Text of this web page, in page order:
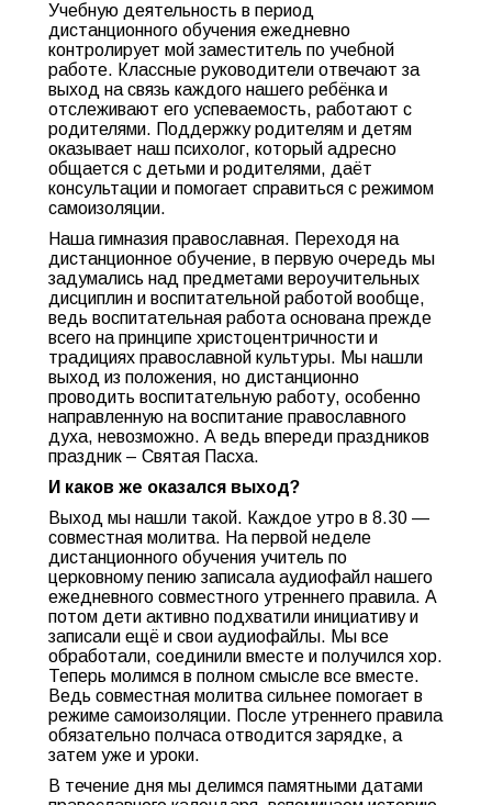
Учебную деятельность в период
дистанционного обучения ежедневно
контролирует мой заместитель по учебной
работе. Классные руководители отвечают за
выход на связь каждого нашего ребёнка и
отслеживают его успеваемость, работают с
родителями. Поддержку родителям и детям
оказывает наш психолог, который адресно
общается с детьми и родителями, даёт
консультации и помогает справиться с режимом
самоизоляции.
Наша гимназия православная. Переходя на
дистанционное обучение, в первую очередь мы
задумались над предметами вероучительных
дисциплин и воспитательной работой вообще,
ведь воспитательная работа основана прежде
всего на принципе христоцентричности и
традициях православной культуры. Мы нашли
выход из положения, но дистанционно
проводить воспитательную работу, особенно
направленную на воспитание православного
духа, невозможно. А ведь впереди праздников
праздник – Святая Пасха.
И каков же оказался выход?
Выход мы нашли такой. Каждое утро в 8.30 —
совместная молитва. На первой неделе
дистанционного обучения учитель по
церковному пению записала аудиофайл нашего
ежедневного совместного утреннего правила. А
потом дети активно подхватили инициативу и
записали ещё и свои аудиофайлы. Мы все
обработали, соединили вместе и получился хор.
Теперь молимся в полном смысле все вместе.
Ведь совместная молитва сильнее помогает в
режиме самоизоляции. После утреннего правила
обязательно полчаса отводится зарядке, а
затем уже и уроки.
В течение дня мы делимся памятными датами